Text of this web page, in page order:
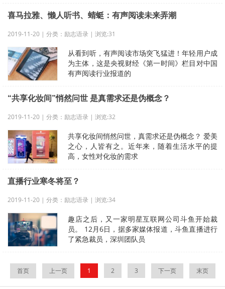
喜马拉雅、懒人听书、蜻蜓：有声阅读未来弄潮
2019-11-20 | 分类：励志语录 | 浏览:31
从看到听，有声阅读市场突飞猛进！年轻用户成
为主体，这是央视财经《第一时间》栏目对中国
有声阅读行业报道的
“共享化妆间”悄然问世 是真需求还是伪概念？
2019-11-20 | 分类：励志语录 | 浏览:32
共享化妆间悄然问世，真需求还是伪概念？ 爱美
之心，人皆有之。近年来，随着生活水平的提
高，女性对化妆的需求
直播行业寒冬将至？
2019-11-20 | 分类：励志语录 | 浏览:34
趣店之后，又一家明星互联网公司斗鱼开始裁
员。 12月6日，据多家媒体报道，斗鱼直播进行
了紧急裁员，深圳团队员
首页 上一页 1 2 3 下一页 末页